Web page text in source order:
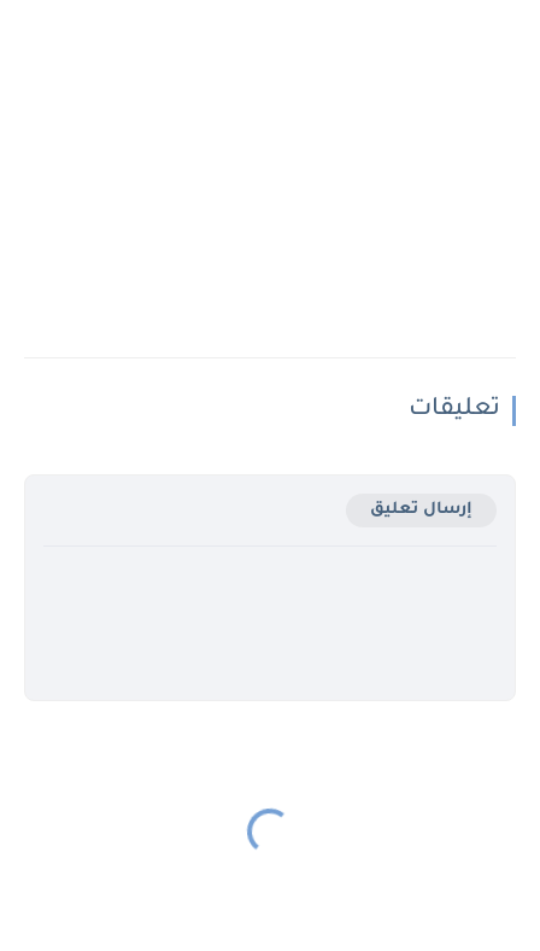
تعليقات
إرسال تعليق